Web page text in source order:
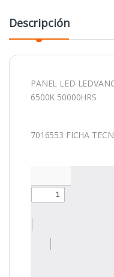
Descripción
PANEL LED
6500K 50000HRS
7016553 FICHA